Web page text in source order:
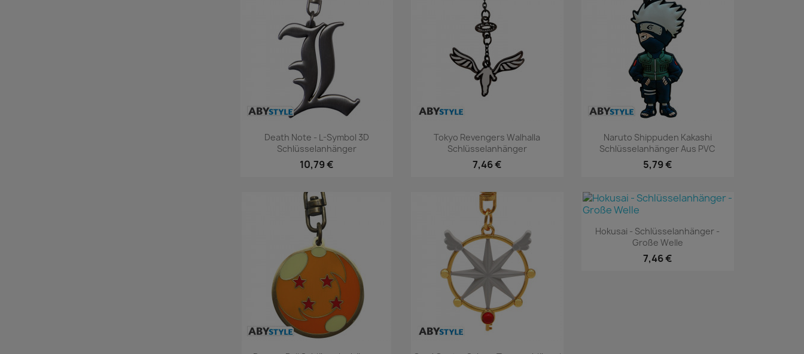
Vorschau
Death Note - L-Symbol 3D
Schlüsselanhänger
10,79 €
Vorschau
Tokyo Revengers Walhalla
Schlüsselanhänger
7,46 €
Vorschau
Naruto Shippuden Kakashi
Schlüsselanhänger Aus PVC
5,79 €
Vorschau
Hokusai - Schlüsselanhänger -
Große Welle
7,46 €